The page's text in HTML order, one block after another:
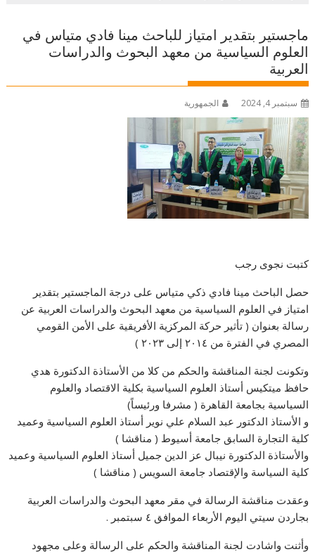
ماجستير بتقدير امتياز للباحث مينا فادي متياس في
العلوم السياسية من معهد البحوث والدراسات
العربية
سبتمبر 4, 2024 الجمهورية
كتبت نجوى رجب
حصل الباحث مينا فادي ذكي متياس على درجة الماجستير بتقدير
امتياز في العلوم السياسية من معهد البحوث والدراسات العربية عن
رسالة بعنوان ( تأثير حركة المركزية الأفريقية على الأمن القومي
المصري في الفترة من ٢٠١٤ إلى ٢٠٢٣ )
وتكونت لجنة المناقشة والحكم من كلا من الأستاذة الدكتورة هدي
حافظ ميتكيس أستاذ العلوم السياسية بكلية الاقتصاد والعلوم
السياسية بجامعة القاهرة ( مشرفا ورئيساً)
و الأستاذ الدكتور عبد السلام علي نوير أستاذ العلوم السياسية وعميد
كلية التجارة السابق جامعة أسيوط ( مناقشا )
والأستاذة الدكتورة نيبال عز الدين جميل أستاذ العلوم السياسية وعميد
كلية السياسة والإقتصاد جامعة السويس ( مناقشا )
وعقدت مناقشة الرسالة في مقر معهد البحوث والدراسات العربية
بجاردن سيتي اليوم الأربعاء الموافق ٤ سبتمبر .
وأثنت واشادت لجنة المناقشة والحكم على الرسالة وعلى مجهود